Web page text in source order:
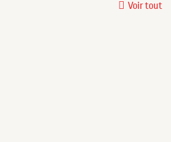
Voir tout